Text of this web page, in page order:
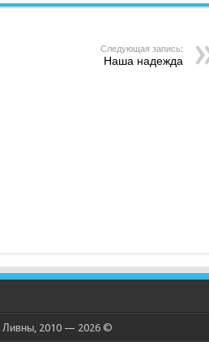
Следующая запись:
Наша надежда
Ливны, 2010 — 2026 ©